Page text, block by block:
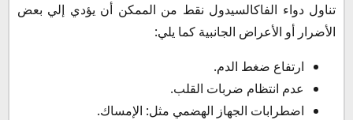
تناول دواء الفاكالسيدول نقط من الممكن أن يؤدي إلي بعض
الأضرار أو الأعراض الجانبية كما يلي:
ارتفاع ضغط الدم.
عدم انتظام ضربات القلب.
اضطرابات الجهاز الهضمي مثل: الإمساك.